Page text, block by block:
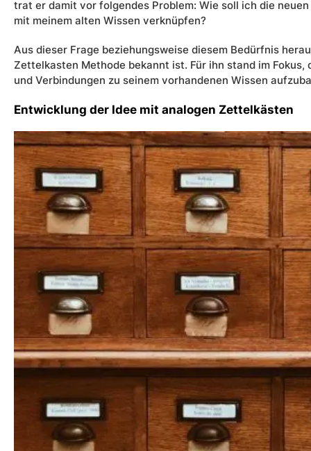
trat er damit vor folgendes Problem: Wie soll ich die
mit meinem alten Wissen verknüpfen?
Aus dieser Frage beziehungsweise diesem Bedürfnis
Zettelkasten Methode bekannt ist. Für ihn stand im
und Verbindungen zu seinem vorhandenen Wissen
Entwicklung der Idee mit analogen Zettelkästen